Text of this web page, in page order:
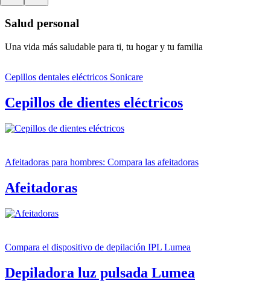
Salud personal
Una vida más saludable para ti, tu hogar y tu familia
Cepillos dentales eléctricos Sonicare
Cepillos de dientes eléctricos
Afeitadoras para hombres: Compara las afeitadoras
Afeitadoras
Compara el dispositivo de depilación IPL Lumea
Depiladora luz pulsada Lumea